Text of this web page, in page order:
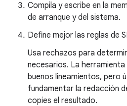
Compila y escribe en la
de arranque y del sistema.
Define mejor las reglas de
Usa rechazos para
necesarios. La herramienta
buenos lineamientos, pero
fundamentar la redacción
copies el resultado.